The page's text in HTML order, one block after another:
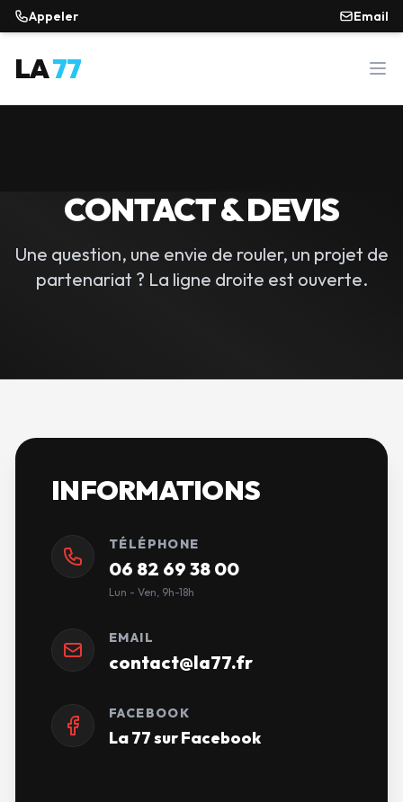
Appeler Email
LA77
CONTACT & DEVIS
Une question, une envie de rouler, un projet de
partenariat ? La ligne droite est ouverte.
INFORMATIONS
TÉLÉPHONE
06 82 69 38 00
Lun - Ven, 9h-18h
EMAIL
contact@la77.fr
FACEBOOK
La 77 sur Facebook